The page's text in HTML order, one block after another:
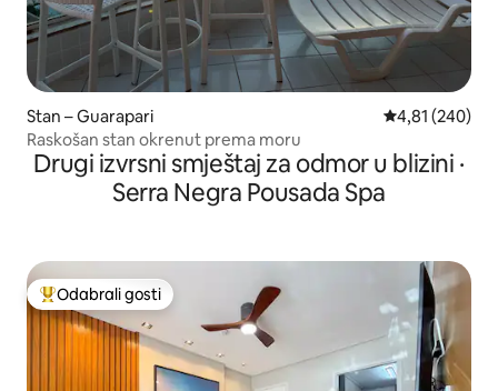
Stan – Guarapari Prosječna
4,81 (240)
Raskošan stan okrenut prema moru
Drugi izvrsni smještaj za odmor u blizini ·
Serra Negra Pousada Spa
Među najviše rangiranima s oznakom „Odabrali gosti”
Odabrali gosti